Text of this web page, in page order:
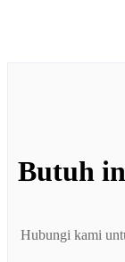
Butuh
Hubungi kami